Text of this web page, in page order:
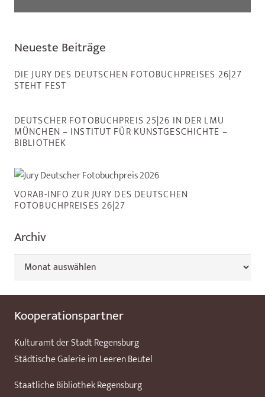
Neueste Beiträge
DIE JURY DES DEUTSCHEN FOTOBUCHPREISES 26|27
STEHT FEST
DEUTSCHER FOTOBUCHPREIS 25|26 IN DER LMU
MÜNCHEN – INSTITUT FÜR KUNSTGESCHICHTE –
BIBLIOTHEK
VORAB-INFO ZUR JURY DES DEUTSCHEN
FOTOBUCHPREISES 26|27
Archiv
Archiv
Kooperationspartner
Kulturamt der Stadt Regensburg
Städtische Galerie im Leeren Beutel
Staatliche Bibliothek Regensburg